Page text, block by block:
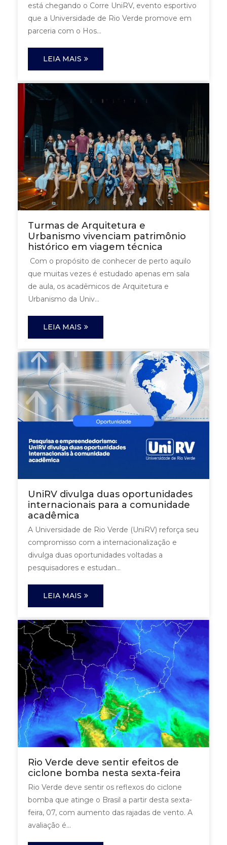
está chegando o Corre UniRV, evento esportivo
que a Universidade de Rio Verde promove em
parceria com o Hos...
LEIA MAIS
Turmas de Arquitetura e
Urbanismo vivenciam patrimônio
histórico em viagem técnica
Com o propósito de conhecer de perto aquilo
que muitas vezes é estudado apenas em sala
de aula, os acadêmicos de Arquitetura e
Urbanismo da Univ...
LEIA MAIS
UniRV divulga duas oportunidades
internacionais para a comunidade
acadêmica
A Universidade de Rio Verde (UniRV) reforça seu
compromisso com a internacionalização e
divulga duas oportunidades voltadas a
pesquisadores e estudan...
LEIA MAIS
Rio Verde deve sentir efeitos de
ciclone bomba nesta sexta-feira
Rio Verde deve sentir os reflexos do ciclone
bomba que atinge o Brasil a partir desta sexta-
feira, 07, com aumento das rajadas de vento. A
avaliação é...